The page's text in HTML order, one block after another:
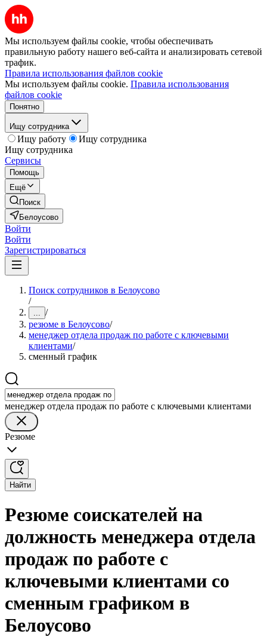
Мы используем файлы cookie, чтобы обеспечивать
правильную работу нашего веб-сайта и анализировать сетевой
трафик.
Правила использования файлов cookie
Мы используем файлы cookie. Правила использования
файлов cookie
Понятно
Ищу сотрудника
Ищу работу
Ищу сотрудника
Ищу сотрудника
Сервисы
Помощь
Ещё
Поиск
Белоусово
Войти
Войти
Зарегистрироваться
Поиск сотрудников в Белоусово
/
... /
резюме в Белоусово/
менеджер отдела продаж по работе с ключевыми
клиентами/
сменный график
менеджер отдела продаж по работе с ключевыми клиентами
Резюме
Найти
Резюме соискателей на
должность менеджера отдела
продаж по работе с
ключевыми клиентами со
сменным графиком в
Белоусово